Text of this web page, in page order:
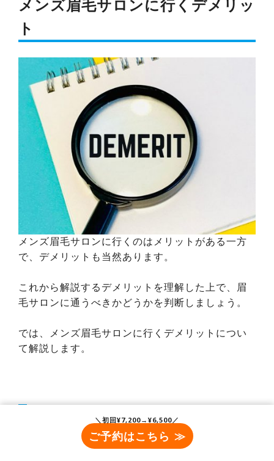
メンズ眉毛サロンに行くデメリッ
ト
メンズ眉毛サロンに行くのはメリットがある一方
で、デメリットも当然あります。
これから解説するデメリットを理解した上で、眉
毛サロンに通うべきかどうかを判断しましょう。
では、メンズ眉毛サロンに行くデメリットについ
て解説します。
費用がかかる
メンズ眉毛サロンは、施術ごとに3,000円〜8,000
＼初回¥7,200→¥6,500／
ご予約はこちら ≫